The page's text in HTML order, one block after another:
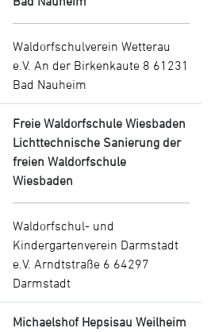
Waldorfschulverein Wetterau
e.V. An der Birkenkaute 8 61231
Bad Nauheim
Freie Waldorfschule Wiesbaden
Lichttechnische Sanierung der
freien Waldorfschule
Wiesbaden
Waldorfschul- und
Kindergartenverein Darmstadt
e.V. Arndtstraße 6 64297
Darmstadt
Michaelshof Hepsisau Weilheim